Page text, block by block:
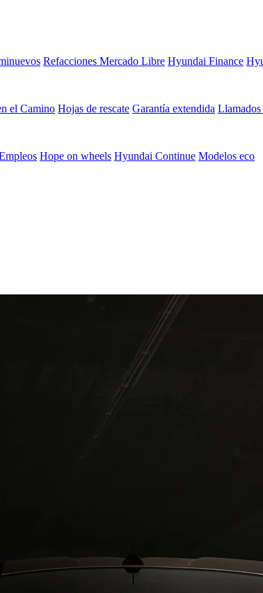
Refacciones Mercado Libre Hyundai Finance
el Camino Hojas de rescate Garantía extendida
Hope on wheels Hyundai Continue Modelos eco